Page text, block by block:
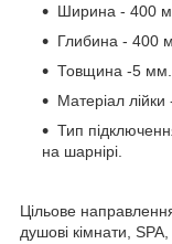
Ширина - 400
Глибина - 400
Товщина -5 мм.
Матеріал
Тип
на шарнірі.
Цільове
душові кімнати, SPA,